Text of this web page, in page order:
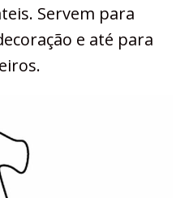
Servem para
e até para